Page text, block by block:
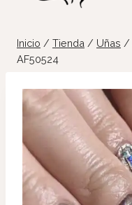
Inicio / Tienda / Uñas /
AF50524